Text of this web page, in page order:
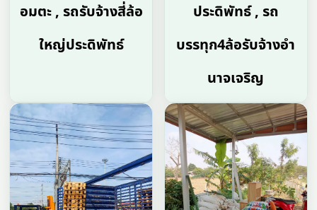
อมตะ , รถรับจ้างสี่ล้อ
ใหญ่ประดิพัทธ์
ประดิพัทธ์ , รถ
บรรทุก4ล้อรับจ้างอํา
นาจเจริญ